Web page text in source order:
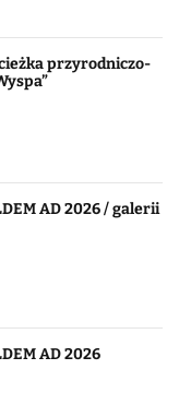
przyrodniczo-
AD 2026 / galerii
AD 2026